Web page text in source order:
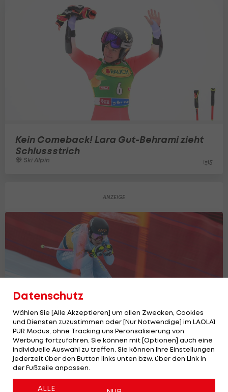
Kein Comeback! Lara Gut-Behrami zieht
Schlussstrich
Ski Alpin 5
Böser Sturz! Weltcup-Abfahrerin bricht
sich Bein
Datenschutz
Wählen Sie [Alle Akzeptieren] um allen Zwecken, Cookies
und Diensten zuzustimmen oder [Nur Notwendige] im LAOLA1
PUR Modus, ohne Tracking uns Peronsalisierung von
Werbung fortzufahren. Sie können mit [Optionen] auch eine
individuelle Auswahl zu treffen. Sie können Ihre Einstellungen
jederzeit über den Button links unten bzw. über den Link in
der Fußzeile anpassen.
ALLE